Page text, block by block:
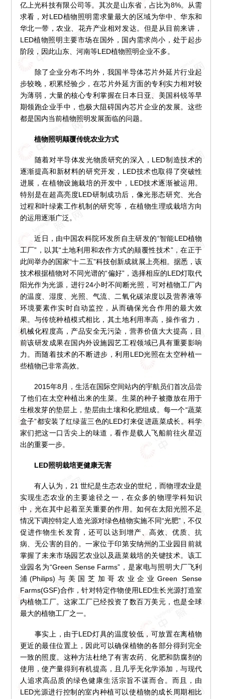
亿上光科技有限公司等。其次是山东省，占比为8%。从需
求看，对LED植物照明需求量最大的区域为华中、华东和
华北一带，农业、花卉产业相对发达。但是从目前来讲，
LED植物照明主要市场在国外，国内需求尚小，处于起步
阶段，因此山东、河南等LED植物照明企业不多。
除了企业分布不均外，我国半导体芯片外延片行业起
步较晚，积累经验少，在芯片外延方面的专利实力相对较
为薄弱，大量的核心专利掌握在日本日亚、美国科锐等早
期领跑企业手中，也极大阻碍国内芯片企业的发展。这些
都是国内当前植物照明发展面临的问题。
植物照明颠覆传统农业方式
随着对半导体发光物质研究的深入，LED制造技术的
逐渐提高和新材料的研究开发，LED技术也取得了突破性
进展，在植物设施栽培的开发中，LED技术逐渐被运用。
特别是在超高亮度LED研制成功后，像光形态研究、光合
过程和叶绿素工作机制的研究等，在植物生理或栽培方向
的运用逐渐广泛。
近日，由中国农科院环发所自主研发的“智能LED植物
工厂”，以其“土地利用和农作方式的颠覆性技术”，在正于
此间举办的国家“十二五”科技创新成就展上亮相。据悉，该
技术根据植物对不同光谱的“偏好”，选择相应的LED灯取代
阳光作为光源，进行24小时不间断光照，可对植物工厂内
的温度、湿度、光照、气流、二氧化碳浓度以及营养液等
环境要素作实时自动监控，从而确保光合作用的最大效
果。与传统种植模式相比，其土地利用率高，操作省力，
机械化程度高，产品安全无污染，营养价值大大提高，目
前该研发成果在国内外设施园艺工程领域已具有重要影响
力。而随着技术的不断进步，利用LED光照在太空种植一
些植物已非常高效。
2015年8月，生活在国际空间站内的宇航员们首次品尝
了他们在太空种植出来的生菜。生菜的种子被撒放在用于
生根发芽的垫层上，垫层由土壤和化肥组成。每一个“蔬菜
盒子”都安装了红绿蓝三色的LED灯来促进蔬菜成长。科学
家们把这一口舌尖上的味道，看作是载人飞船前往火星迈
出的重要一步。
LED照明栽培更健康无害
有人认为，21 世纪是生态农业的世纪，而物理农业是
实现生态农业的主要途径之一，在众多的物理学科知识
中，光在其中起着至关重要的作用。如何在太阳光照不足
情况下调控特定人造光源对绿色植物实施不同“光肥”，不仅
促进作物生长发育，还可以达到增产、高效、优质、抗
病、无公害的目的。一家位于印第安纳州的工业园目前就
掌握了未来市场园艺农业以及蔬菜栽培的关键技术。该工
业园名为“Green Sense Farms”，是家电与照明大厂飞利
浦(Philips)与美国芝加哥农业企业Green Sense
Farms(GSF)合作，针对特定作物使用LED生长光源打造室
内植物工厂。这家工厂已经投资了数百万美元，也是全球
最大的植物工厂之一。
事实上，由于LED灯具的温度较低，可放置在离植物
更近的最佳位置上，因此可以确保植物的各部分得到完全
一致的照度。这种方法杜绝了有害农药、化肥和防腐剂的
使用，使产量得到有机提高，且几乎无化学添加，与现代
人追求高品质的绿色健康生活宗旨不谋而合。而且，由
LED光源进行控制的室内种植可以使植物的成长周期相比